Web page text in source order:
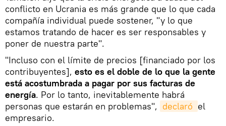
conflicto en Ucrania es más grande que lo que cada
compañía individual puede sostener, "y lo que
estamos tratando de hacer es ser responsables y
poner de nuestra parte".
"Incluso con el límite de precios [financiado por los
contribuyentes], esto es el doble de lo que la gente
está acostumbrada a pagar por sus facturas de
energía. Por lo tanto, inevitablemente habrá
personas que estarán en problemas", declaró el
empresario.